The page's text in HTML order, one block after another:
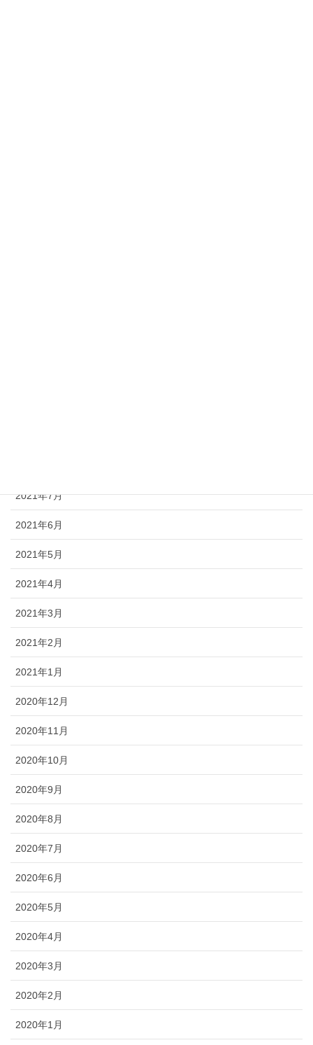
2021年7月
2021年6月
2021年5月
2021年4月
2021年3月
2021年2月
2021年1月
2020年12月
2020年11月
2020年10月
2020年9月
2020年8月
2020年7月
2020年6月
2020年5月
2020年4月
2020年3月
2020年2月
2020年1月